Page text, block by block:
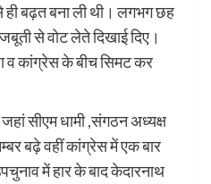
बढ़त बना ली थी। लगभग छह
से वोट लेते दिखाई दिए।
व कांग्रेस के बीच सिमट कर
सीएम धामी ,संगठन अध्यक्ष
बढ़े वहीं कांग्रेस में एक बार
में हार के बाद केदारनाथ